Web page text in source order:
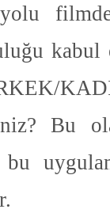
yolu
kabul
Bu